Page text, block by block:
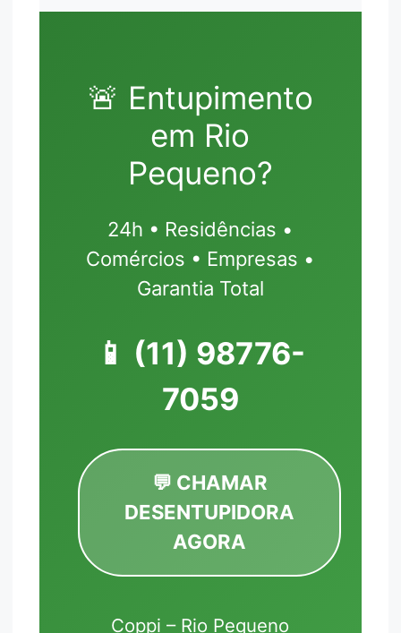
🚨 Entupimento
em Rio
Pequeno?
24h • Residências •
Comércios • Empresas •
Garantia Total
📱 (11) 98776-
7059
💬 CHAMAR
DESENTUPIDORA
AGORA
Coppi – Rio Pequeno